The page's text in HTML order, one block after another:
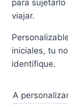
para
viajar.
iniciales, tu
identifique.
A